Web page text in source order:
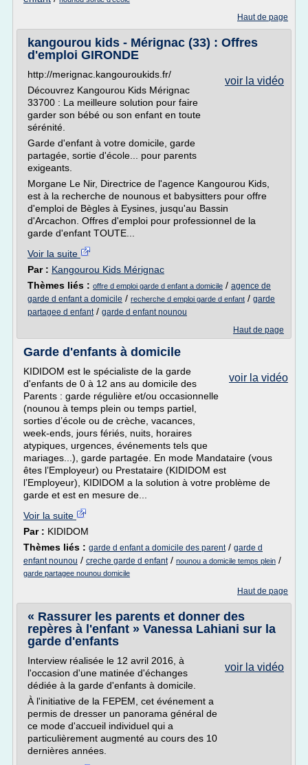
Haut de page
kangourou kids - Mérignac (33) : Offres
d'emploi GIRONDE
voir la vidéo
http://merignac.kangouroukids.fr/
Découvrez Kangourou Kids Mérignac
33700 : La meilleure solution pour faire
garder son bébé ou son enfant en toute
sérénité.
Garde d'enfant à votre domicile, garde
partagée, sortie d'école... pour parents
exigeants.
Morgane Le Nir, Directrice de l'agence Kangourou Kids,
est à la recherche de nounous et babysitters pour offre
d'emploi de Bègles à Eysines, jusqu'au Bassin
d'Arcachon. Offres d'emploi pour professionnel de la
garde d'enfant TOUTE...
Voir la suite
Par : Kangourou Kids Mérignac
Thèmes liés : offre d emploi garde d enfant a domicile / agence de
garde d enfant a domicile / recherche d emploi garde d enfant / garde
partagee d enfant/ garde d enfant nounou
Haut de page
Garde d'enfants à domicile
voir la vidéo
KIDIDOM est le spécialiste de la garde
d'enfants de 0 à 12 ans au domicile des
Parents : garde régulière et/ou occasionnelle
(nounou à temps plein ou temps partiel,
sorties d’école ou de crèche, vacances,
week-ends, jours fériés, nuits, horaires
atypiques, urgences, événements tels que
mariages...), garde partagée. En mode Mandataire (vous
êtes l’Employeur) ou Prestataire (KIDIDOM est
l’Employeur), KIDIDOM a la solution à votre problème de
garde et est en mesure de...
Voir la suite
Par : KIDIDOM
Thèmes liés : garde d enfant a domicile des parent/ garde d
enfant nounou / creche garde d enfant/ nounou a domicile temps plein /
garde partagee nounou domicile
Haut de page
« Rassurer les parents et donner des
repères à l'enfant » Vanessa Lahiani sur la
garde d'enfants
voir la vidéo
Interview réalisée le 12 avril 2016, à
l'occasion d'une matinée d'échanges
dédiée à la garde d'enfants à domicile.
À l'initiative de la FEPEM, cet événement a
permis de dresser un panorama général de
ce mode d'accueil individuel qui a
particulièrement augmenté au cours des 10
dernières années.